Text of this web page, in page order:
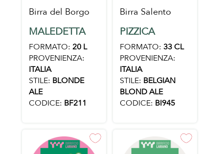
Birra del Borgo
MALEDETTA
FORMATO: 20 L
PROVENIENZA:
ITALIA
STILE: BLONDE
ALE
CODICE: BF211
Birra Salento
PIZZICA
FORMATO: 33 CL
PROVENIENZA:
ITALIA
STILE: BELGIAN
BLOND ALE
CODICE: BI945